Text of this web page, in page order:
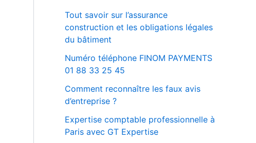
Tout savoir sur l’assurance
construction et les obligations légales
du bâtiment
Numéro téléphone FINOM PAYMENTS
01 88 33 25 45
Comment reconnaître les faux avis
d’entreprise ?
Expertise comptable professionnelle à
Paris avec GT Expertise